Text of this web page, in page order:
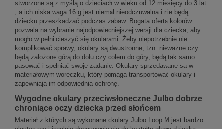
stworzone są z myślą o dzieciach w wieku od 12 miesięcy do 3 lat
, a ich niska waga 16 g jest niemal nieodczuwalna i nie będą
dziecku przeszkadzać podczas zabaw. Bogata oferta kolorów
pozwala na wybranie najodpowiedniejszej wersji dla dziecka, aby
mogło w pełni cieszyć się okularami. Żeby niepotrzebnie nie
komplikować sprawy, okulary są dwustronne, tzn. nieważne czy
będą założone górą do dołu czy dołem do góry, będą tak samo
pasować i spełniać swoje zadanie. Okulary sprzedawane są w
materiałowym woreczku, który pomaga transportować okulary i
zapewniają im odpowiednią ochronę.
Wygodne okulary przeciwsłoneczne Julbo dobrze
chroniące oczy dziecka przed słońcem
Materiał z których są wykonane okulary Julbo Loop M jest bardzo